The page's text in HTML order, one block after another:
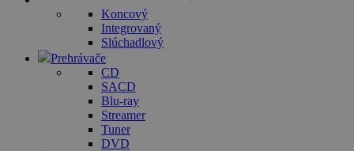
Koncový
Integrovaný
Slúchadlový
Prehrávače
CD
SACD
Blu-ray
Streamer
Tuner
DVD